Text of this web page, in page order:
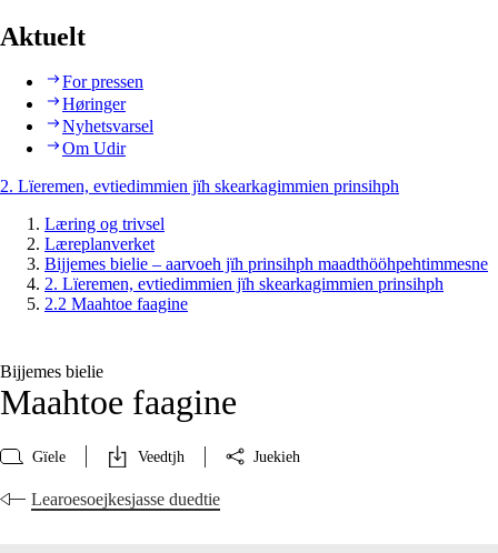
Aktuelt
For pressen
Høringer
Nyhetsvarsel
Om Udir
2. Lïeremen, evtiedimmien jïh skearkagimmien prinsihph
Læring og trivsel
Læreplanverket
Bijjemes bielie – aarvoeh jïh prinsihph maadthööhpehtimmesne
2. Lïeremen, evtiedimmien jïh skearkagimmien prinsihph
2.2 Maahtoe faagine
Bijjemes bielie
Maahtoe faagine
Gïele Veedtjh Juekieh
Learoesoejkesjasse duedtie